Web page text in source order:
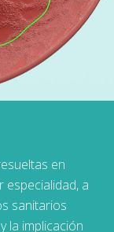
en
especialidad, a
sanitarios
la implicación